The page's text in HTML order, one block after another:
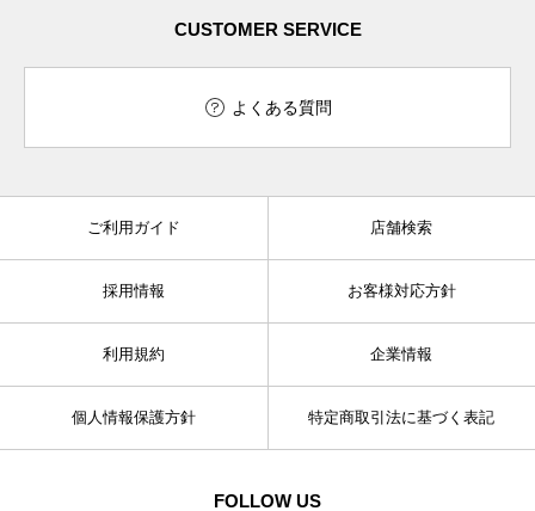
CUSTOMER SERVICE
よくある質問
ご利用ガイド 店舗検索
採用情報 お客様対応方針
利用規約 企業情報
個人情報保護方針 特定商取引法に基づく表記
FOLLOW US